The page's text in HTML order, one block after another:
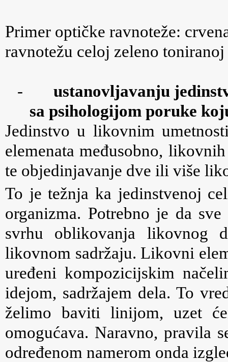
Primer optičke ravnoteže:
ravnotežu celoj zeleno
-
ustanovljavanju
sa psihologijom poruke
Jedinstvo u likovnim
elemenata međusobno,
te objedinjavanje dve ili više
To je težnja ka jedinstvenoj
organizma. Potrebno je da
svrhu oblikovanja likovnog
likovnom sadržaju. Likovni
uređeni kompozicijskim
idejom, sadržajem dela. To
želimo baviti linijom, uzet
omogućava. Naravno, pravila
određenom namerom onda